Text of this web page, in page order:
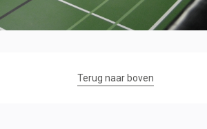
Terug naar boven